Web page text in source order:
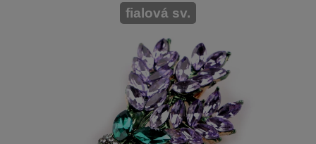
fialová sv.